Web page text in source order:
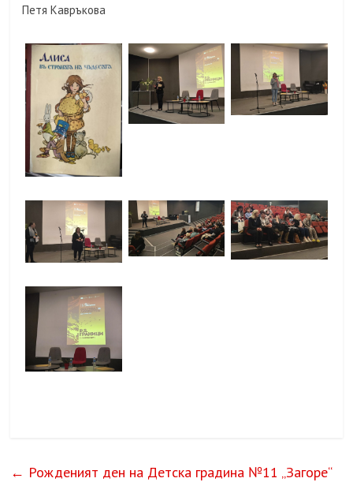
Петя Кавръкова
← Рожденият ден на Детска градина №11 „Загоре“